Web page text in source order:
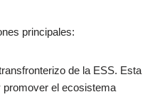
principales:
de la ESS. Esta
el ecosistema